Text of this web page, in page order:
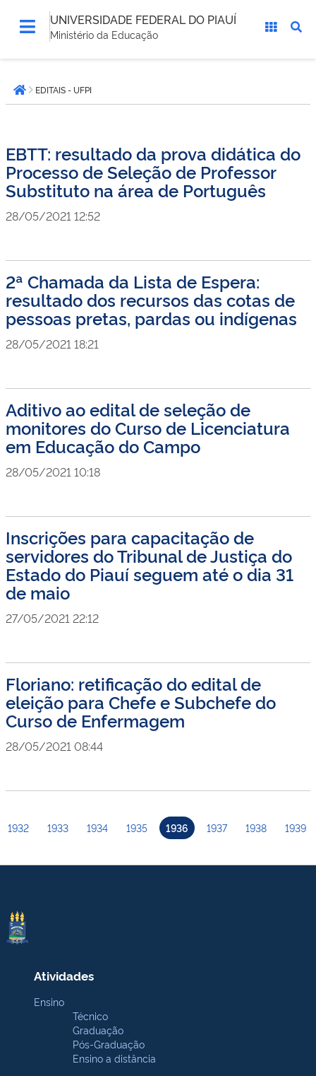
UNIVERSIDADE FEDERAL DO PIAUÍ
Ministério da Educação
está
aqui:Página inicial
EDITAIS - UFPI
EBTT: resultado da prova didática do
Processo de Seleção de Professor
Substituto na área de Português
28/05/2021 12:52
2ª Chamada da Lista de Espera:
resultado dos recursos das cotas de
pessoas pretas, pardas ou indígenas
28/05/2021 18:21
Aditivo ao edital de seleção de
monitores do Curso de Licenciatura
em Educação do Campo
28/05/2021 10:18
Inscrições para capacitação de
servidores do Tribunal de Justiça do
Estado do Piauí seguem até o dia 31
de maio
27/05/2021 22:12
Floriano: retificação do edital de
eleição para Chefe e Subchefe do
Curso de Enfermagem
28/05/2021 08:44
1932 1933 1934 1935 1936 1937 1938 1939
Atividades
Ensino
Técnico
Graduação
Pós-Graduação
Ensino a distância